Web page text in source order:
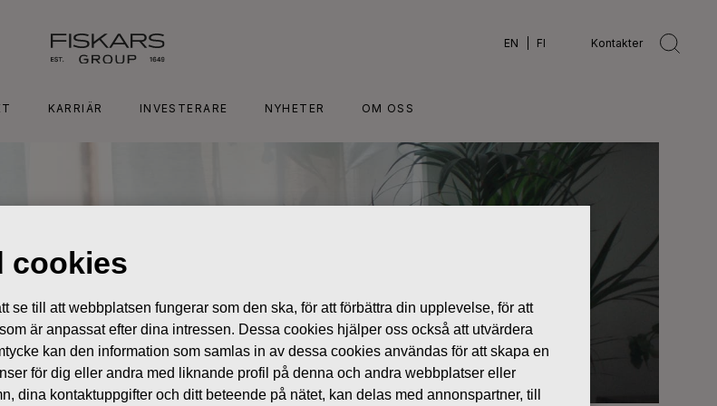
EN FI Kontakter
KARRIÄR INVESTERARE NYHETER OM OSS
cookies
se till att webbplatsen fungerar som den ska, för att förbättra din upplevelse, för att
är anpassat efter dina intressen. Dessa cookies hjälper oss också att utvärdera
kan den information som samlas in av dessa cookies användas för att skapa en
för dig eller andra med liknande profil på denna och andra webbplatser eller
dina kontaktuppgifter och ditt beteende på nätet, kan delas med annonspartner, till